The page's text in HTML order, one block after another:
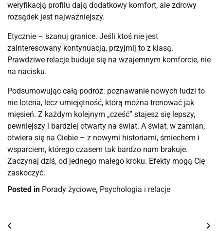
weryfikacją profilu dają dodatkowy komfort, ale zdrowy
rozsądek jest najważniejszy.
Etycznie – szanuj granice. Jeśli ktoś nie jest
zainteresowany kontynuacją, przyjmij to z klasą.
Prawdziwe relacje buduje się na wzajemnym komforcie, nie
na nacisku.
Podsumowując całą podróż: poznawanie nowych ludzi to
nie loteria, lecz umiejętność, którą można trenować jak
mięsień. Z każdym kolejnym „cześć” stajesz się lepszy,
pewniejszy i bardziej otwarty na świat. A świat, w zamian,
otwiera się na Ciebie – z nowymi historiami, śmiechem i
wsparciem, którego czasem tak bardzo nam brakuje.
Zaczynaj dziś, od jednego małego kroku. Efekty mogą Cię
zaskoczyć.
Posted in Porady życiowe, Psychologia i relacje
Nawigacja